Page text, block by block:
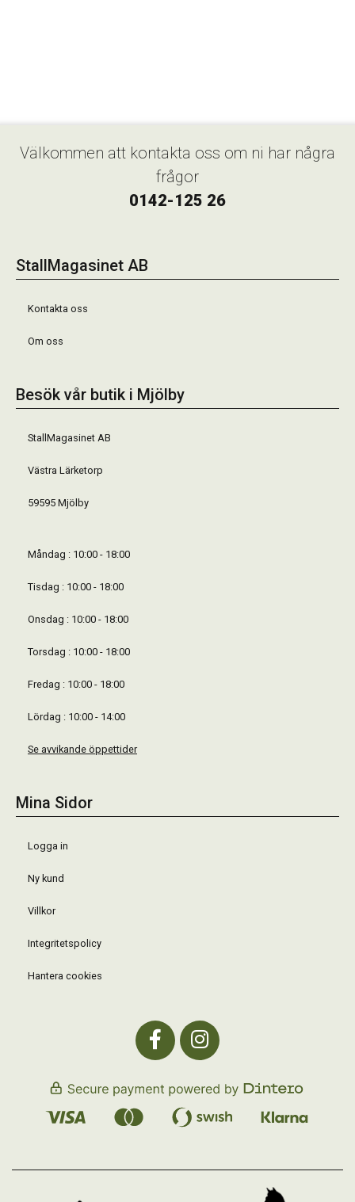
Välkommen att kontakta oss om ni har några
frågor
0142-125 26
StallMagasinet AB
Kontakta oss
Om oss
Besök vår butik i Mjölby
StallMagasinet AB
Västra Lärketorp
59595 Mjölby
Måndag : 10:00 - 18:00
Tisdag : 10:00 - 18:00
Onsdag : 10:00 - 18:00
Torsdag : 10:00 - 18:00
Fredag : 10:00 - 18:00
Lördag : 10:00 - 14:00
Se avvikande öppettider
Mina Sidor
Logga in
Ny kund
Villkor
Integritetspolicy
Hantera cookies